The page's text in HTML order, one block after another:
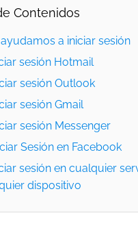
Contenidos
ayudamos a iniciar sesión
sesión Hotmail
sesión Outlook
sesión Gmail
sesión Messenger
Sesión en Facebook
sesión en cualquier
dispositivo